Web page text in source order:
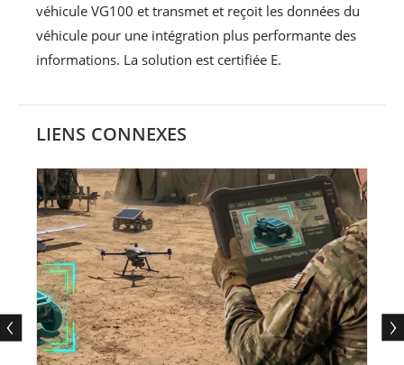
véhicule VG100 et transmet et reçoit les données du
véhicule pour une intégration plus performante des
informations. La solution est certifiée E.
LIENS CONNEXES